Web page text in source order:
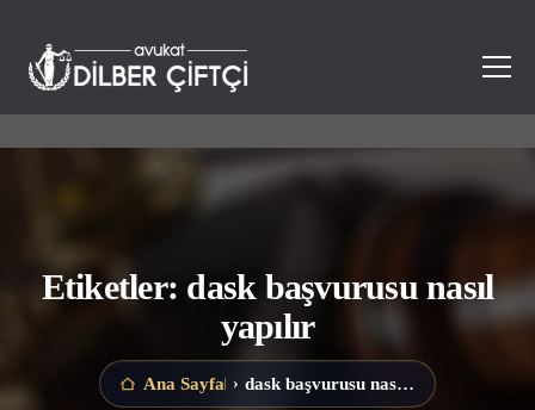
Etiketler: dask başvurusu nasıl
yapılır
Ana Sayfa › dask başvurusu nasıl yapılır